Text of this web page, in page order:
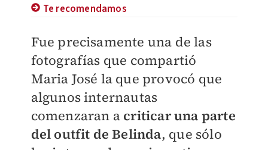
Te recomendamos
Fue precisamente una de las
fotografías que compartió
Maria José la que provocó que
algunos internautas
comenzaran a criticar una parte
del outfit de Belinda, que sólo